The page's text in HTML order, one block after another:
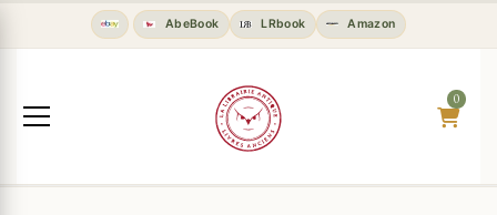
AbeBook LRbook Amazon
0